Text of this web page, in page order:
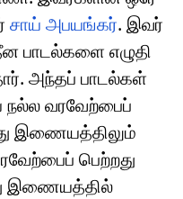
சாய் அபயங்கர். இவர்
பாடல்களை எழுதி
அந்தப் பாடல்கள்
வரவேற்பைப்
இணையத்திலும்
பெற்றது
இணையத்தில்